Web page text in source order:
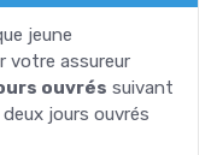
jeune
votre assureur
ouvrés suivant
jours ouvrés